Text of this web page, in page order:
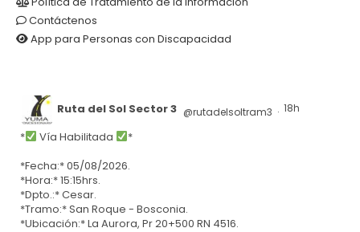
Contáctenos
App para Personas con Discapacidad
Ruta del Sol Sector 3 @rutadelsoltram3 · 18h
* Vía Habilitada
*
*Fecha:* 05/08/2026.
*Hora:* 15:15hrs.
*Dpto.:* Cesar.
*Tramo:* San Roque - Bosconia.
*Ubicación:* La Aurora, Pr 20+500 RN 4516.